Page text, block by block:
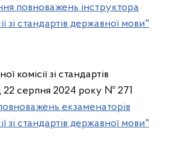
повноважень інструктора
зі стандартів державної мови"
комісії зі стандартів
22 серпня 2024 року № 271
екзаменаторів
зі стандартів державної мови"